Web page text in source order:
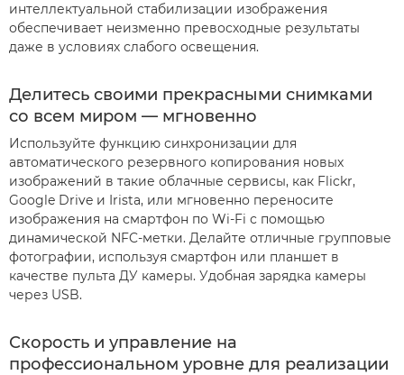
интеллектуальной стабилизации изображения
обеспечивает неизменно превосходные результаты
даже в условиях слабого освещения.
Делитесь своими прекрасными снимками
со всем миром — мгновенно
Используйте функцию синхронизации для
автоматического резервного копирования новых
изображений в такие облачные сервисы, как Flickr,
Google Drive и Irista, или мгновенно переносите
изображения на смартфон по Wi-Fi с помощью
динамической NFC-метки. Делайте отличные групповые
фотографии, используя смартфон или планшет в
качестве пульта ДУ камеры. Удобная зарядка камеры
через USB.
Скорость и управление на
профессиональном уровне для реализации